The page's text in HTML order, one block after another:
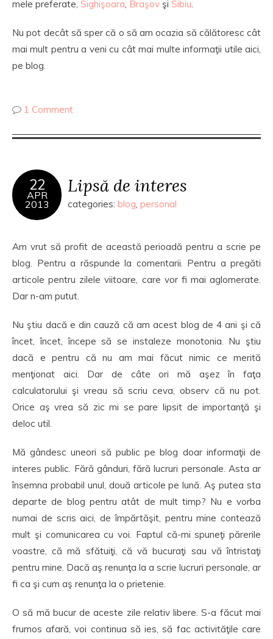
mele preferate, Sighişoara, Braşov şi Sibiu.
Nu pot decât să sper că o să am ocazia să călătoresc cât
mai mult pentru a veni cu cât mai multe informaţii utile aici,
pe blog.
1 Comment
22
APR
2013
Lipsă de interes
categories: blog, personal
Am vrut să profit de această perioadă pentru a scrie pe
blog. Pentru a răspunde la comentarii. Pentru a pregăti
articole pentru zilele viitoare, care vor fi mai aglomerate.
Dar n-am putut.
Nu ştiu dacă e din cauză că am acest blog de 4 ani şi că
încet, încet, începe să se instaleze monotonia. Nu ştiu
dacă e pentru că nu am mai făcut nimic ce merită
menţionat aici. Dar de câte ori mă aşez în faţa
calculatorului şi vreau să scriu ceva, observ că nu pot.
Orice aş vrea să zic mi se pare lipsit de importanţă şi
deloc util.
Mă gândesc uneori să public pe blog doar informaţii de
interes public. Fără gânduri, fără lucruri personale. Asta ar
însemna probabil unul, două articole pe lună. Aş putea sta
departe de blog pentru atât de mult timp? Nu e vorba
numai de scris aici, de împărtăşit, pentru mine contează
mult şi comunicarea cu voi. Faptul că-mi spuneţi părerile
voastre, că mă sfătuiţi, că vă bucuraţi sau vă întristaţi
pentru mine. Dacă aş renunţa la a scrie lucruri personale, ar
fi ca şi cum aş renunţa la o prietenie.
O să mă bucur de aceste zile relativ libere. S-a făcut mai
frumos afară, voi continua să ies, să fac activităţile care